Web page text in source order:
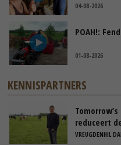
04-08-2026
POAH!:
01-08-2026
KENNISPARTNERS
reduceert
VREUGDENHIL